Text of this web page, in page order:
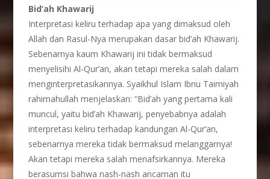
Bid’ah Khawarij
Interpretasi keliru terhadap apa yang dimaksud oleh
Allah dan Rasul-Nya merupakan dasar bid’ah Khawarij.
Sebenarnya kaum Khawarij ini tidak bermaksud
menyelisihi Al-Qur’an, akan tetapi mereka salah dalam
menginterpretasikannya. Syaikhul Islam Ibnu Taimiyah
rahimahullah menjelaskan: “Bid’ah yang pertama kali
muncul, yaitu bid’ah Khawarij, penyebabnya adalah
interpretasi keliru terhadap kandungan Al-Qur’an,
sebenarnya mereka tidak bermaksud melanggarnya!
Akan tetapi mereka salah menafsirkannya. Mereka
berasumsi bahwa nash-nash ancaman itu